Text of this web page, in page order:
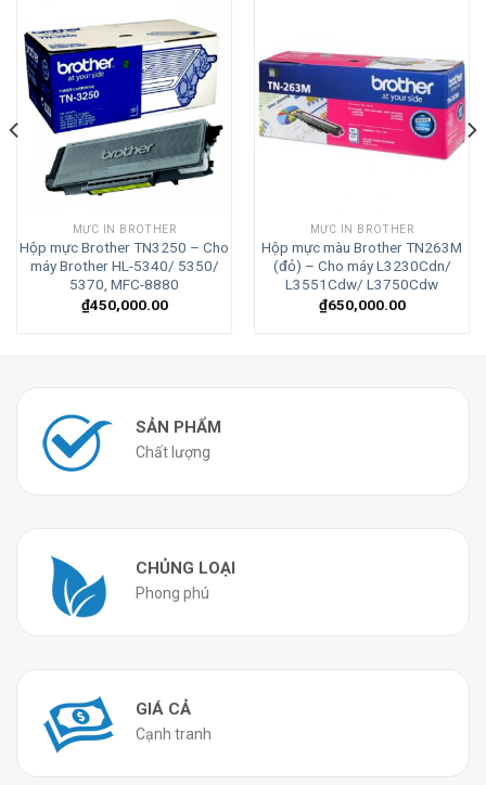
MỰC IN BROTHER
Hộp mực Brother TN3250 – Cho
máy Brother HL-5340/ 5350/
5370, MFC-8880
₫450,000.00
MỰC IN BROTHER
Hộp mực màu Brother TN263M
(đỏ) – Cho máy L3230Cdn/
L3551Cdw/ L3750Cdw
₫650,000.00
SẢN PHẨM
Chất lượng
CHỦNG LOẠI
Phong phú
GIÁ CẢ
Cạnh tranh